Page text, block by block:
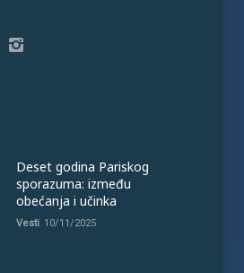
Deset godina Pariskog
sporazuma: između
obećanja i učinka
Vesti 10/11/2025